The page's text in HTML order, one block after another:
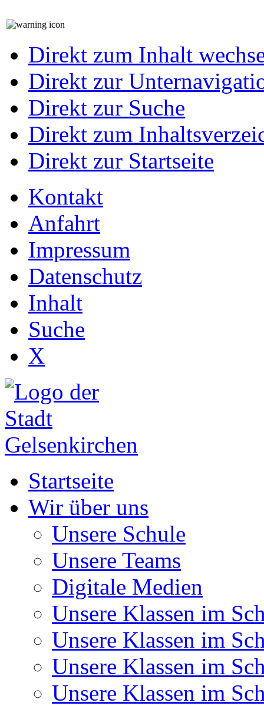
Direkt zum Inhalt
Direkt zur
Direkt zur Suche
Direkt zum
Direkt zur Startseite
Kontakt
Anfahrt
Impressum
Datenschutz
Inhalt
Suche
X
Startseite
Wir über uns
Unsere Schule
Unsere Teams
Digitale Medien
Unsere Klassen im
Unsere Klassen im
Unsere Klassen im
Unsere Klassen im